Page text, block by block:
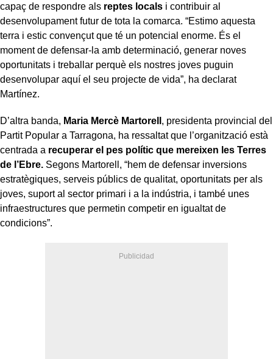
capaç de respondre als reptes locals i contribuir al
desenvolupament futur de tota la comarca. “Estimo aquesta
terra i estic convençut que té un potencial enorme. És el
moment de defensar-la amb determinació, generar noves
oportunitats i treballar perquè els nostres joves puguin
desenvolupar aquí el seu projecte de vida”, ha declarat
Martínez.
D’altra banda, Maria Mercè Martorell , presidenta provincial del
Partit Popular a Tarragona, ha ressaltat que l’organització està
centrada a recuperar el pes polític que mereixen les Terres
de l’Ebre. Segons Martorell, “hem de defensar inversions
estratègiques, serveis públics de qualitat, oportunitats per als
joves, suport al sector primari i a la indústria, i també unes
infraestructures que permetin competir en igualtat de
condicions”.